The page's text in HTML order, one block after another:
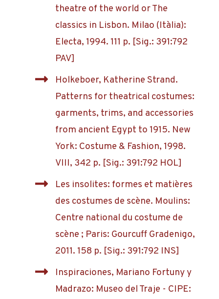
theatre of the world or The
classics in Lisbon. Milao (Itàlia):
Electa, 1994. 111 p. [Sig.: 391:792
PAV]
Holkeboer, Katherine Strand.
Patterns for theatrical costumes:
garments, trims, and accessories
from ancient Egypt to 1915. New
York: Costume & Fashion, 1998.
VIII, 342 p. [Sig.: 391:792 HOL]
Les insolites: formes et matières
des costumes de scène. Moulins:
Centre national du costume de
scène ; Paris: Gourcuff Gradenigo,
2011. 158 p. [Sig.: 391:792 INS]
Inspiraciones, Mariano Fortuny y
Madrazo: Museo del Traje - CIPE: